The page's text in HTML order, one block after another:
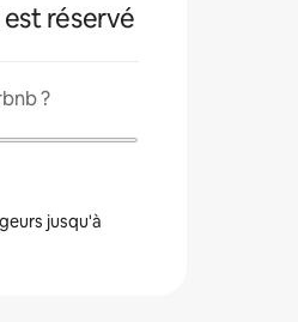
réservé
?
jusqu'à